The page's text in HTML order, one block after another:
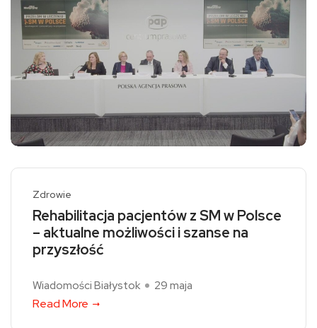
Zdrowie
Rehabilitacja pacjentów z SM w Polsce
– aktualne możliwości i szanse na
przyszłość
Wiadomości Białystok 29 maja
Read More